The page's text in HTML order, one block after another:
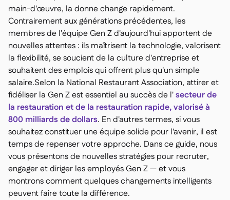
Journaux d'audit
 Détection d'anomalies IA (bientôt
disponible)
 Prévisions des ventes par IA
 Tableaux de bord interactifs
 Feuille de calcul
 Open API
 Delta Sharing
 Logiciel de Caisse
main-d'œuvre, la donne change rapidement.
Contrairement aux générations précédentes, les
membres de l'équipe Gen Z d'aujourd'hui apportent de
nouvelles attentes : ils maîtrisent la technologie, valorisent
la flexibilité, se soucient de la culture d'entreprise et
souhaitent des emplois qui offrent plus qu'un simple
salaire.Selon la National Restaurant Association, attirer et
fidéliser la Gen Z est essentiel au succès de l'secteur de
la restauration et de la restauration rapide, valorisé à
800 milliards de dollars. En d'autres termes, si vous
souhaitez constituer une équipe solide pour l'avenir, il est
temps de repenser votre approche. Dans ce guide, nous
vous présentons de nouvelles stratégies pour recruter,
engager et diriger les employés Gen Z — et vous
montrons comment quelques changements intelligents
peuvent faire toute la différence.